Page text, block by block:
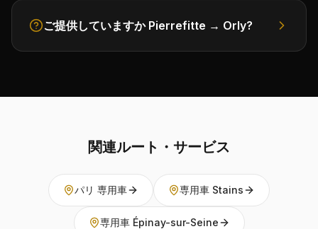
ご提供していますか Pierrefitte → Orly?
関連ルート・サービス
パリ 専用車 専用車 Stains
専用車 Épinay-sur-Seine